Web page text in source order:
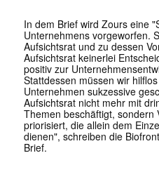
In dem Brief wird Zours eine
Unternehmens vorgeworfen.
Aufsichtsrat und zu dessen
Aufsichtsrat keinerlei
positiv zur
Stattdessen müssen wir
Unternehmen sukzessive
Aufsichtsrat nicht mehr mit
Themen beschäftigt, sondern
priorisiert, die allein dem
dienen", schreiben die
Brief.